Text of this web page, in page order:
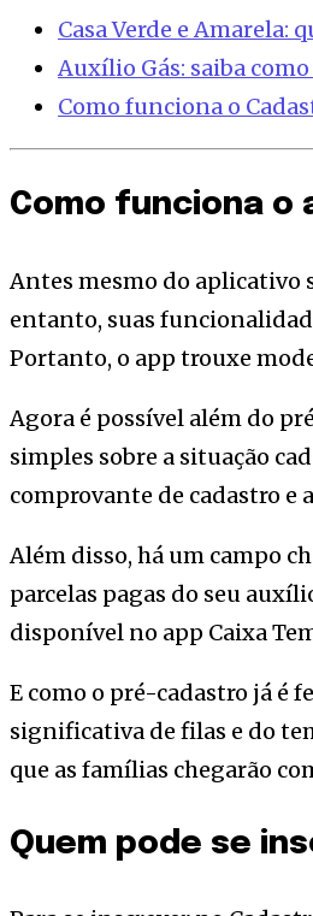
Casa Verde e Amarela:
Auxílio Gás: saiba
Como funciona o
Como funciona o
Antes mesmo do aplicativo
entanto, suas
Portanto, o app trouxe
Agora é possível além do
simples sobre a situação
comprovante de cadastro
Além disso, há um campo
parcelas pagas do seu
disponível no app Caixa
E como o pré-cadastro já é
significativa de filas e do
que as famílias chegarão
Quem pode se